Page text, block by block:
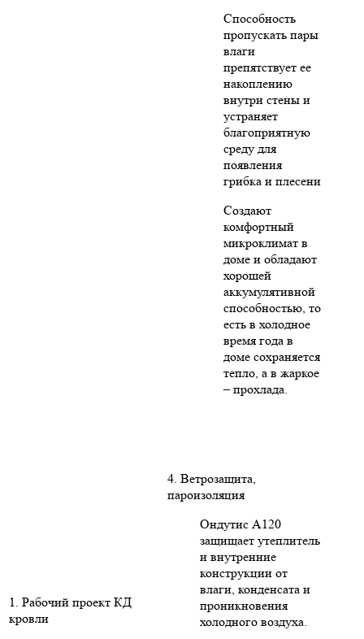
Способность
пропускать пары
влаги
препятствует ее
накоплению
внутри стены и
устраняет
благоприятную
среду для
появления
грибка и плесени
Создают
комфортный
микроклимат в
доме и обладают
хорошей
аккумулятивной
способностью, то
есть в холодное
время года в
доме сохраняется
тепло, а в жаркое
– прохлада.
1. Рабочий проект КД
кровли
4. Ветрозащита,
пароизоляция
Ондутис А120
защищает утеплитель
и внутренние
конструкции от
влаги, конденсата и
проникновения
холодного воздуха.